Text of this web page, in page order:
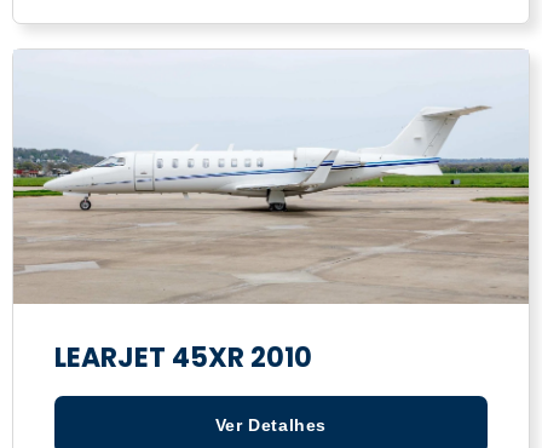
LEARJET 45XR 2010
Ver Detalhes